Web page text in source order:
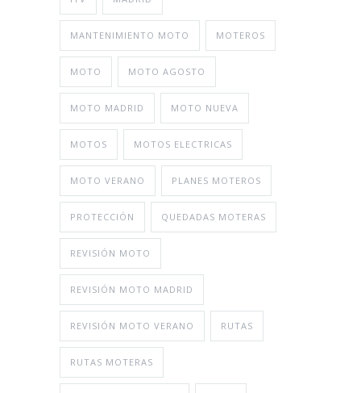
MANTENIMIENTO MOTO MOTEROS
MOTO MOTO AGOSTO
MOTO MADRID MOTO NUEVA
MOTOS MOTOS ELECTRICAS
MOTO VERANO PLANES MOTEROS
PROTECCIÓN QUEDADAS MOTERAS
REVISIÓN MOTO
REVISIÓN MOTO MADRID
REVISIÓN MOTO VERANO RUTAS
RUTAS MOTERAS